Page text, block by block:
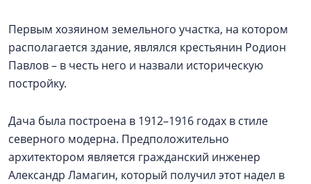
Первым хозяином земельного участка, на котором
располагается здание, являлся крестьянин Родион
Павлов – в честь него и назвали историческую
постройку.
Дача была построена в 1912–1916 годах в стиле
северного модерна. Предположительно
архитектором является гражданский инженер
Александр Ламагин, который получил этот надел в